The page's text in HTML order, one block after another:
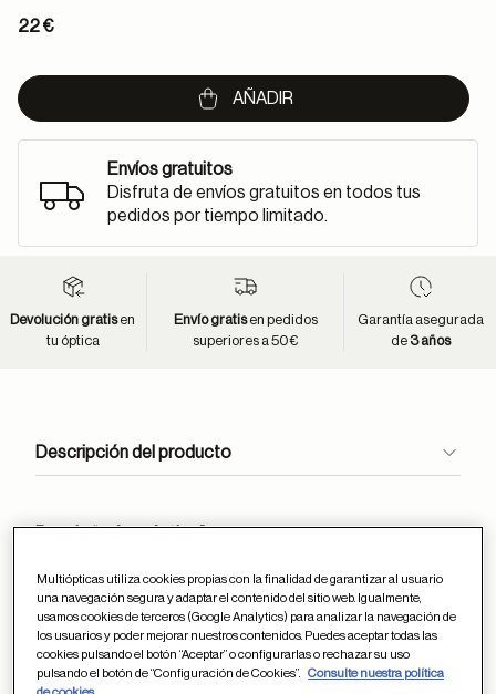
22 €
AÑADIR
Envíos gratuitos
Disfruta de envíos gratuitos en todos tus
pedidos por tiempo limitado.
Devolución gratisen
tu óptica
Envío gratisen pedidos
superiores a 50€
Garantía asegurada
de 3 años
Descripción del producto
Para la “más práctica”
Si es usuaria de lentillas, o las combina con sus gafas
de graduado, le encantará este pack formado por una
cadena para llevar sus gafas a la última, un porta-
lentillas en tono dorado y una solución de 15 ml para sus
lentes de contacto.
Multiópticas utiliza cookies propias con la finalidad de garantizar al usuario
una navegación segura y adaptar el contenido del sitio web. Igualmente,
usamos cookies de terceros (Google Analytics) para analizar la navegación de
los usuarios y poder mejorar nuestros contenidos. Puedes aceptar todas las
cookies pulsando el botón “Aceptar” o configurarlas o rechazar su uso
pulsando el botón de “Configuración de Cookies”.
Consulte nuestra política